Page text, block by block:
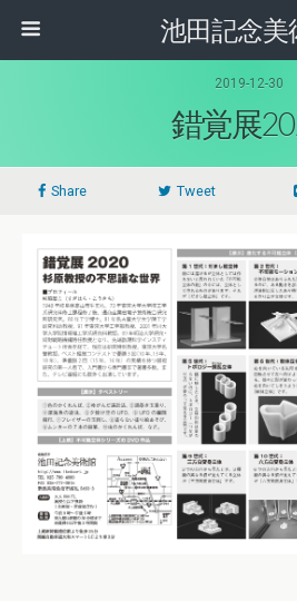
池田記念美
2019-12-30
錯覚展
Share Tweet